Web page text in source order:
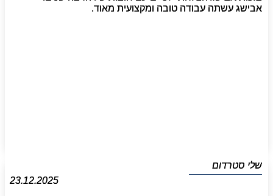
אבישג עשתה עבודה טובה ומקצועית מאוד.
שלי סטרדום
23.12.2025